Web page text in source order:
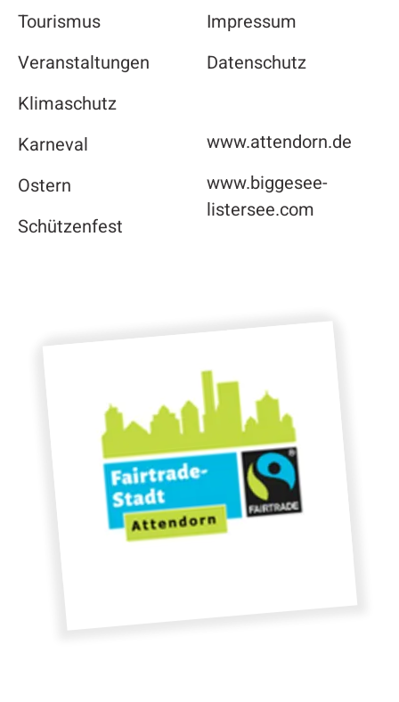
Tourismus
Veranstaltungen
Klimaschutz
Karneval
Ostern
Schützenfest
Impressum
Datenschutz
www.attendorn.de
www.biggesee-
listersee.com